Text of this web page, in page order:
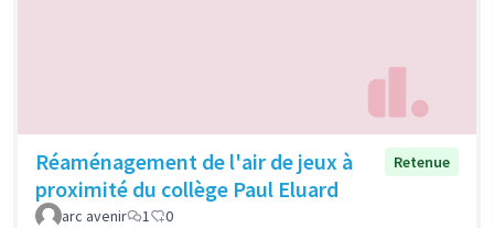
Réaménagement de l'air de jeux à
proximité du collège Paul Eluard
Retenue
arc avenir 1 0